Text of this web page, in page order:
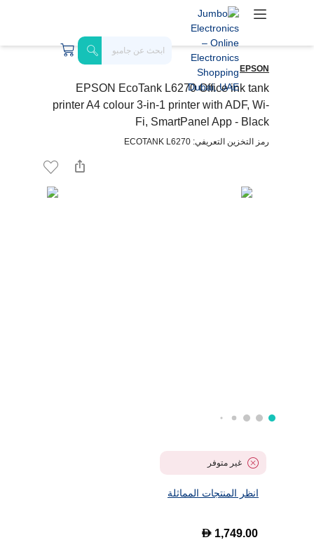
EPSON
EPSON EcoTank L6270 Office ink tank
printer A4 colour 3-in-1 printer with ADF, Wi-
Fi, SmartPanel App - Black
رمز التخزين التعريفي: ECOTANK L6270
غير متوفر
انظر المنتجات المماثلة
D 1,749.00